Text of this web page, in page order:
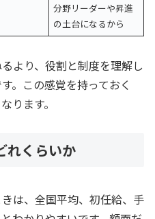
分野リーダーや昇進
の土台になるから
より、役割と制度を理解し
。この感覚を持っておく
ります。
れくらいか
は、全国平均、初任給、手